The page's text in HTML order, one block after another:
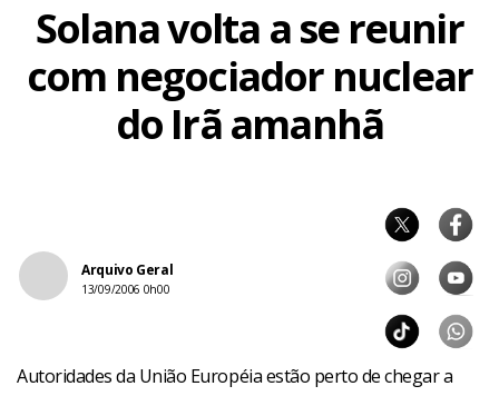
Solana volta a se reunir
com negociador nuclear
do Irã amanhã
Arquivo Geral
13/09/2006 0h00
Autoridades da União Européia estão perto de chegar a